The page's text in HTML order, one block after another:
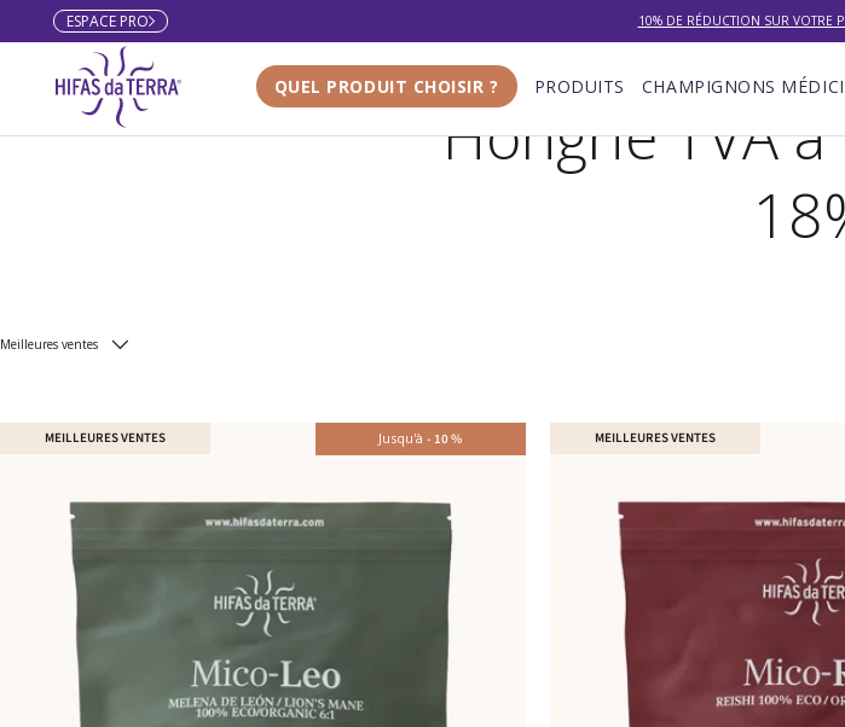
Aller au contenu
ESPACE PRO 10% DE RÉDUCTION SUR VOTRE
QUEL PRODUIT CHOISIR ? PRODUITS CHAMPIGNONS
Hongrie TVA
Meilleures ventes
MEILLEURES VENTES Jusqu'à- 10% MEILLEURES VENTES